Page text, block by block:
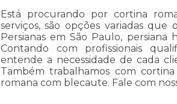
Está procurando por cortina
serviços, são opções variadas que
Persianas em São Paulo,
Contando com profissionais
entende a necessidade de cada
Também trabalhamos com
romana com blecaute. Fale com